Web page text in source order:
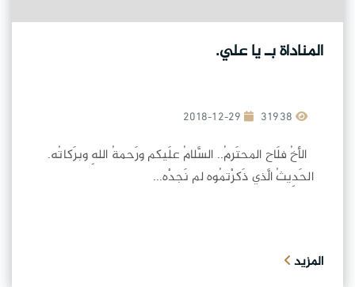
المناداة بـ يا علي.
2018-12-29
الأخُ فلَاح المحتَرمُ.. السَّلامُ علَيكم ورَحمةُ اللهِ وبرَكاتُه.
الحَدِيثُ الَّذي ذَكرْتمُوه لم نَجدْه...
المزيد